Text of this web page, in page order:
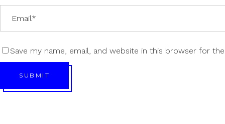
Save my name, email, and website in this browser for
SUBMIT